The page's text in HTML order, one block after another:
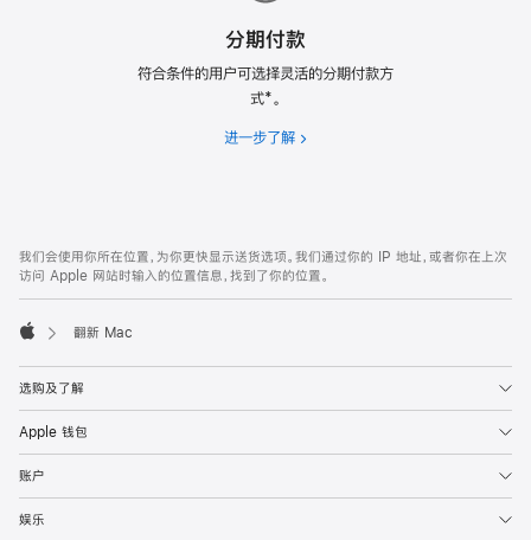
分期付款
符合条件的用户可选择灵活的分期付款方
式*。
进一步了解 分
页
页
脚
注
我们会使用你所在位置，为你更快显示送货选项。我们通过你的 IP 地址，或者你在上次
访问 Apple 网站时输入的位置信息，找到了你的位置。
翻新 Mac
选购及了解
Apple 钱包
账户
娱乐